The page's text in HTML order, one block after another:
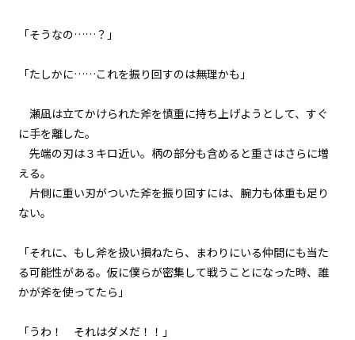
ビューワー設定
文字サイズ
小 中
８月１４日：ゴーレム
049
８月１４日：隠者の家
歴史から消された場所
「そうなの……？」
「たしかに……これを振り回すのは無理かも」
瀬凪は立てかけられた斧を慎重に持ち上げようとして、すぐ
に手を離した。
先端の刃は３キロ近い。柄の部分も含めると重さはさらに増
える。
片側に重い刃がついた斧を振り回すには、腕力も体重も足り
ない。
「それに、もし斧を扱い損ねたら、まわりにいる仲間にも当た
る可能性がある。仮に僕らが密集して戦うことになった時、誰
かが斧を使ってたら――」
「うわ！ それはダメだ！！」